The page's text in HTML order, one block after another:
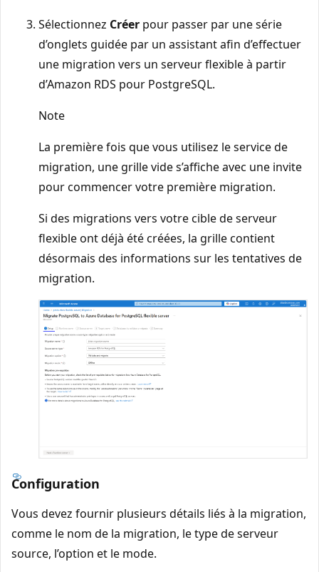
Sélectionnez Créer pour passer par une série
d’onglets guidée par un assistant afin d’effectuer
une migration vers un serveur flexible à partir
d’Amazon RDS pour PostgreSQL.
Note
La première fois que vous utilisez le service de
migration, une grille vide s’affiche avec une invite
pour commencer votre première migration.
Si des migrations vers votre cible de serveur
flexible ont déjà été créées, la grille contient
désormais des informations sur les tentatives de
migration.
Configuration
Vous devez fournir plusieurs détails liés à la migration,
comme le nom de la migration, le type de serveur
source, l’option et le mode.